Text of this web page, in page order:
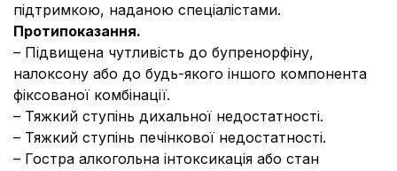
підтримкою, наданою спеціалістами.
Протипоказання.
– Підвищена чутливість до бупренорфіну,
налоксону або до будь-якого іншого компонента
фіксованої комбінації.
– Тяжкий ступінь дихальної недостатності.
– Тяжкий ступінь печінкової недостатності.
– Гостра алкогольна інтоксикація або стан